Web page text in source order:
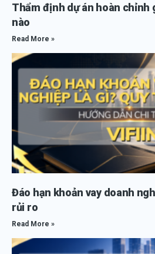
Thẩm định dự án hoàn chỉnh
nào
Read More »
Đáo hạn khoản vay doanh
rủi ro
Read More »